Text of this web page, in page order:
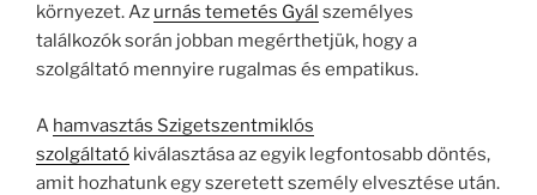
környezet. Az urnás temetés Gyál személyes
találkozók során jobban megérthetjük, hogy a
szolgáltató mennyire rugalmas és empatikus.
A hamvasztás Szigetszentmiklós
szolgáltató kiválasztása az egyik legfontosabb döntés,
amit hozhatunk egy szeretett személy elvesztése után.